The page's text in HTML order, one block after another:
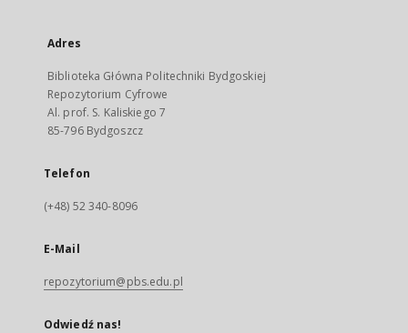
Adres
Biblioteka Główna Politechniki Bydgoskiej
Repozytorium Cyfrowe
Al. prof. S. Kaliskiego 7
85-796 Bydgoszcz
Telefon
(+48) 52 340-8096
E-Mail
repozytorium@pbs.edu.pl
Odwiedź nas!